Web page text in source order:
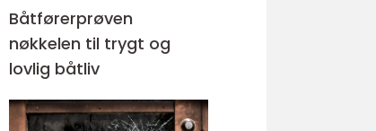
Båtførerprøven
nøkkelen til trygt og
lovlig båtliv